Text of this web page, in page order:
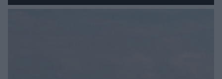
zarzutami